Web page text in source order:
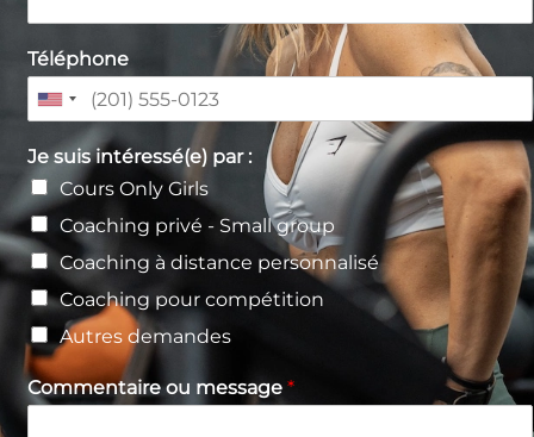
Téléphone
U
i
t
e
d
S
a
t
Je suis intéressé(e) par :
Cours Only Girls
Coaching privé - Small group
Coaching à distance personnalisé
Coaching pour compétition
Autres demandes
p
r
é
Commentaire ou message*